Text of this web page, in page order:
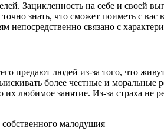
Зацикленность на себе и своей
знать, что сможет поиметь с
непосредственно связано с
предают людей из-за того, что
более честные и
любимое занятие. Из-за страха
малодушия